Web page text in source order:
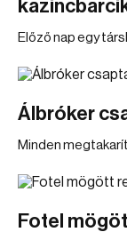
Előző nap egy
Álbróker
Minden
Fotel